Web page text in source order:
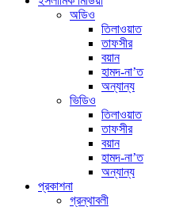
অডিও
তিলাওয়াত
তাফসীর
বয়ান
হামদ-না’ত
অন্যান্য
ভিডিও
তিলাওয়াত
তাফসীর
বয়ান
হামদ-না’ত
অন্যান্য
প্রকাশনা
গ্রন্থাবলী